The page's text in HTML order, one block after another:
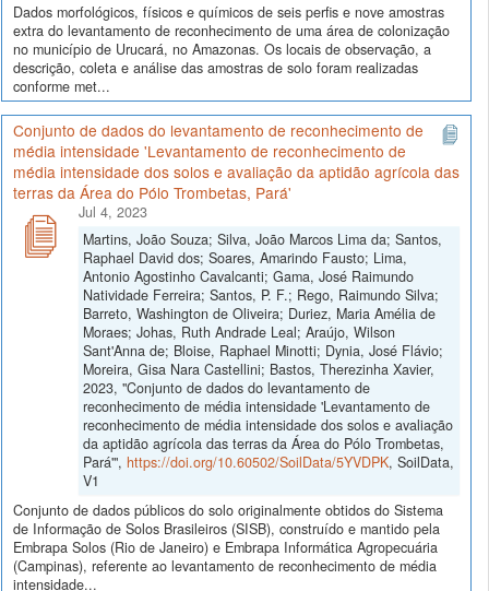
Dados morfológicos, físicos e químicos de seis perfis e nove amostras
extra do levantamento de reconhecimento de uma área de colonização
no município de Urucará, no Amazonas. Os locais de observação, a
descrição, coleta e análise das amostras de solo foram realizadas
conforme met...
Conjunto de dados do levantamento de reconhecimento de
média intensidade 'Levantamento de reconhecimento de
média intensidade dos solos e avaliação da aptidão agrícola das
terras da Área do Pólo Trombetas, Pará'
Jul 4, 2023
Martins, João Souza; Silva, João Marcos Lima da; Santos,
Raphael David dos; Soares, Amarindo Fausto; Lima,
Antonio Agostinho Cavalcanti; Gama, José Raimundo
Natividade Ferreira; Santos, P. F.; Rego, Raimundo Silva;
Barreto, Washington de Oliveira; Duriez, Maria Amélia de
Moraes; Johas, Ruth Andrade Leal; Araújo, Wilson
Sant'Anna de; Bloise, Raphael Minotti; Dynia, José Flávio;
Moreira, Gisa Nara Castellini; Bastos, Therezinha Xavier,
2023, "Conjunto de dados do levantamento de
reconhecimento de média intensidade 'Levantamento de
reconhecimento de média intensidade dos solos e avaliação
da aptidão agrícola das terras da Área do Pólo Trombetas,
Pará'", https://doi.org/10.60502/SoilData/5YVDPK, SoilData,
V1
Conjunto de dados públicos do solo originalmente obtidos do Sistema
de Informação de Solos Brasileiros (SISB), construído e mantido pela
Embrapa Solos (Rio de Janeiro) e Embrapa Informática Agropecuária
(Campinas), referente ao levantamento de reconhecimento de média
intensidade...